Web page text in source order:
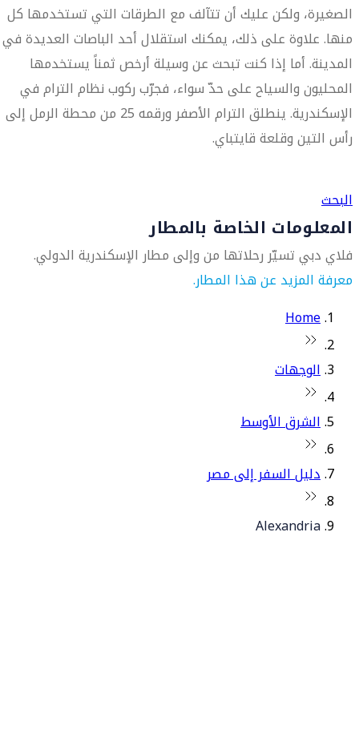
الصغيرة، ولكن عليك أن تتآلف مع الطرقات التي تستخدمها كل
منها. علاوة على ذلك، يمكنك استقلال أحد الباصات العديدة في
المدينة. أما إذا كنت تبحث عن وسيلة أرخص ثمناً يستخدمها
المحليون والسياح على حدّ سواء، فجرّب ركوب نظام الترام في
الإسكندرية. ينطلق الترام الأصفر ورقمه 25 من محطة الرمل إلى
رأس التين وقلعة قايتباي.
البحث
المعلومات الخاصة بالمطار
فلاي دبي تسيّر رحلاتها من وإلى مطار الإسكندرية الدولي.
معرفة المزيد عن هذا المطار.
Home
الوجهات
الشرق الأوسط
دليل السفر إلى مصر
Alexandria